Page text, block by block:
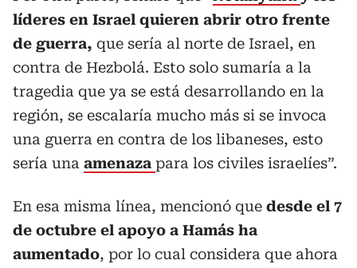
líderes en Israel quieren abrir otro frente
de guerra, que sería al norte de Israel, en
contra de Hezbolá. Esto solo sumaría a la
tragedia que ya se está desarrollando en la
región, se escalaría mucho más si se invoca
una guerra en contra de los libaneses, esto
sería una amenaza para los civiles israelíes”.
En esa misma línea, mencionó que desde el 7
de octubre el apoyo a Hamás ha
aumentado, por lo cual considera que ahora